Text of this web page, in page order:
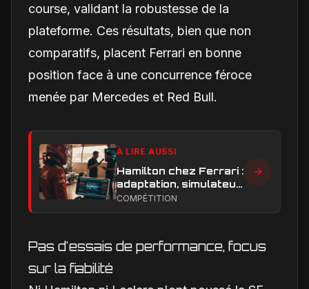
course, validant la robustesse de la
plateforme. Ces résultats, bien que non
comparatifs, placent Ferrari en bonne
position face à une concurrence féroce
menée par Mercedes et Red Bull.
À LIRE AUSSI
Hamilton chez Ferrari :
adaptation, simulateur
et critiques, ce qui
COMPÉTITION
Pas d'essais de performance, focus
sur la fiabilité